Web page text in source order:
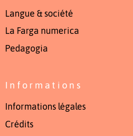
Langue & société
La Farga numerica
Pedagogia
Informations
Informations légales
Crédits